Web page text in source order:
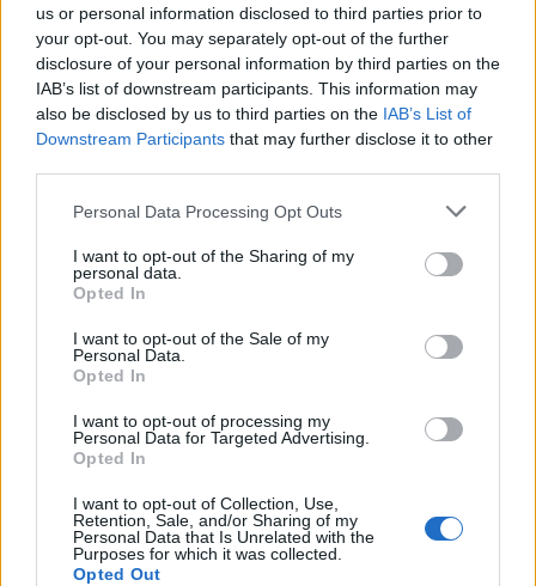
us or personal information disclosed to third parties prior to
your opt-out. You may separately opt-out of the further
disclosure of your personal information by third parties on the
IAB’s list of downstream participants. This information may
also be disclosed by us to third parties on the IAB’s List of
Downstream Participants that may further disclose it to other
Personal Data Processing Opt Outs
I want to opt-out of the Sharing of my
personal data.
Opted In
I want to opt-out of the Sale of my
Personal Data.
Opted In
I want to opt-out of processing my
Personal Data for Targeted Advertising.
Opted In
I want to opt-out of Collection, Use,
Retention, Sale, and/or Sharing of my
Personal Data that Is Unrelated with the
Purposes for which it was collected.
Opted Out
COMMENTS
LATEST NEWS
ΣΠΟΡ
Παγκόσμιο Στίβου Κ20: Πανελλήνιο ρεκόρ για τη
SUPER LEAGUE
Παναθηναϊκός: Πιθανές εκπλήξεις στις μεταγραφές!
NBA
Μπράουν: «Όταν έμαθα για την ανταλλαγή, πέταξα το
κινητό στην άλλη άκρη του δωματίου»